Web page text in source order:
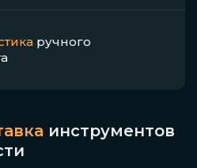
ручного
инструментов